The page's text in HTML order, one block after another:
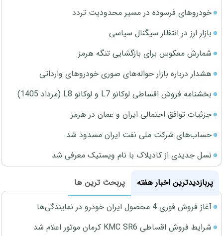
خودروهای فرسوده در مسیر محدودیت تردد
بازار ارز در انتظار سیگنال سیاسی
شمارش معکوس برای بازگشایی تنگه هرمز
هشدار درباره بازار حواله‌های صوری خودروهای وارداتی
بخشنامه فروش اقساطی لوکانو L7 و لوکانو L8 (مرداد 1405)
جزئیات توافق احتمالی ایران و عمان در هرمز
حساب‌های شرکت ملی نفت ایران مسدود شد
نسل جدیدی از کادیلاک با نام ویستیک معرفی شد
پربازدیدترین اخبار هفته
پربحث ترین ها
آغاز فروش فوری 4 محصول ایران خودرو در نمایندگی‌ها
شرایط فروش اقساطی KMC SR6 کرمان موتور اعلام شد